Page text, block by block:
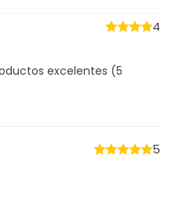
4
excelentes (5
5